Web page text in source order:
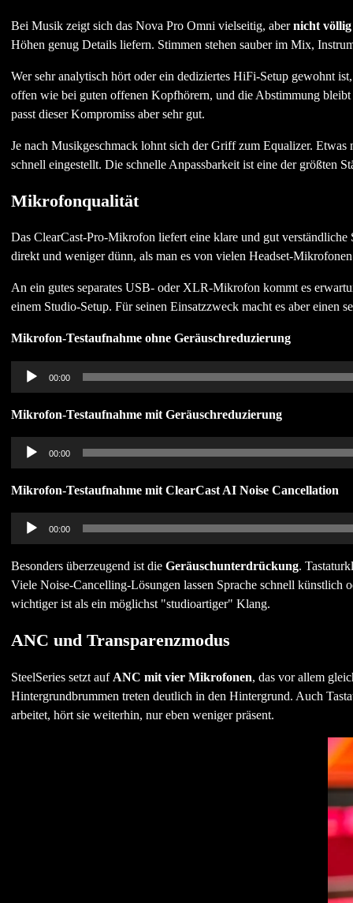
Bei Musik zeigt sich das Nova Pro Omni vielseitig, abernicht
Höhen genug Details liefern. Stimmen stehen sauber im Mix,
Wer sehr analytisch hört oder ein dediziertes HiFi-Setup gewohnt
offen wie bei guten offenen Kopfhörern, und die Abstimmung
passt dieser Kompromiss aber sehr gut.
Je nach Musikgeschmack lohnt sich der Griff zum Equalizer.
schnell eingestellt. Die schnelle Anpassbarkeit ist eine der größten
Mikrofonqualität
Das ClearCast-Pro-Mikrofon liefert eine klare und gut
direkt und weniger dünn, als man es von vielen Headset-
An ein gutes separates USB- oder XLR-Mikrofon kommt es
einem Studio-Setup. Für seinen Einsatzzweck macht es aber einen
Mikrofon-Testaufnahme ohne Geräuschreduzierung
Audio-
00:00
Mikrofon-Testaufnahme mit Geräuschreduzierung
Audio-
00:00
Mikrofon-Testaufnahme mit ClearCast AI Noise Cancellation
Audio-
00:00
Besonders überzeugend ist die Geräuschunterdrückung.
Viele Noise-Cancelling-Lösungen lassen Sprache schnell
wichtiger ist als ein möglichst "studioartiger" Klang.
ANC und Transparenzmodus
SteelSeries setzt auf ANC mit vier Mikrofonen, das vor allem
Hintergrundbrummen treten deutlich in den Hintergrund. Auch
arbeitet, hört sie weiterhin, nur eben weniger präsent.